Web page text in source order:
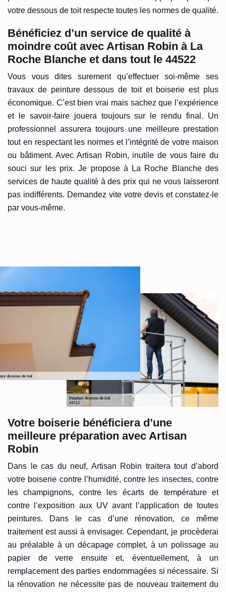
votre dessous de toit respecte toutes les normes de qualité.
Bénéficiez d’un service de qualité à
moindre coût avec Artisan Robin à La
Roche Blanche et dans tout le 44522
Vous vous dites surement qu’effectuer soi-même ses
travaux de peinture dessous de toit et boiserie est plus
économique. C’est bien vrai mais sachez que l’expérience
et le savoir-faire jouera toujours sur le rendu final. Un
professionnel assurera toujours une meilleure prestation
tout en respectant les normes et l’intégrité de votre maison
ou bâtiment. Avec Artisan Robin, inutile de vous faire du
souci sur les prix. Je propose à La Roche Blanche des
services de haute qualité à des prix qui ne vous laisseront
pas indifférents. Demandez vite votre devis et constatez-le
par vous-même.
Votre boiserie bénéficiera d’une
meilleure préparation avec Artisan
Robin
Dans le cas du neuf, Artisan Robin traitera tout d’abord
votre boiserie contre l’humidité, contre les insectes, contre
les champignons, contre les écarts de température et
contre l’exposition aux UV avant l’application de toutes
peintures. Dans le cas d’une rénovation, ce même
traitement est aussi à envisager. Cependant, je procèderai
au préalable à un décapage complet, à un polissage au
papier de verre ensuite et, éventuellement, à un
remplacement des parties endommagées si nécessaire. Si
la rénovation ne nécessite pas de nouveau traitement du